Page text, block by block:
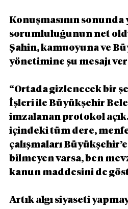
Konuşmasının sonunda
sorumluluğunun net
Şahin, kamuoyuna ve
yönetimine şu mesajı
“Ortada gizlenecek bir
İşleri ile Büyükşehir
imzalanan protokol
içindeki tüm dere,
çalışmaları
bilmeyen varsa, ben
kanun maddesini de
Artık algı siyaseti